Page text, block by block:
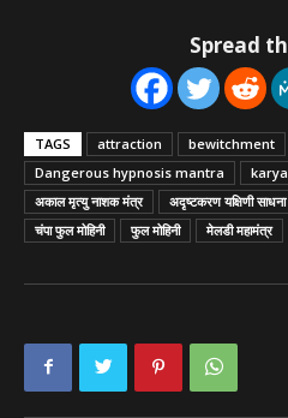
Spread
TAGS attraction bewitchment
Dangerous hypnosis mantra
अकाल मृत्यु नाशक मंत्र
अदृष्टकरण यक्षिणी साधना
चंपा फुल मोहिनी
फुल मोहिनी मेलडी महामंत्र